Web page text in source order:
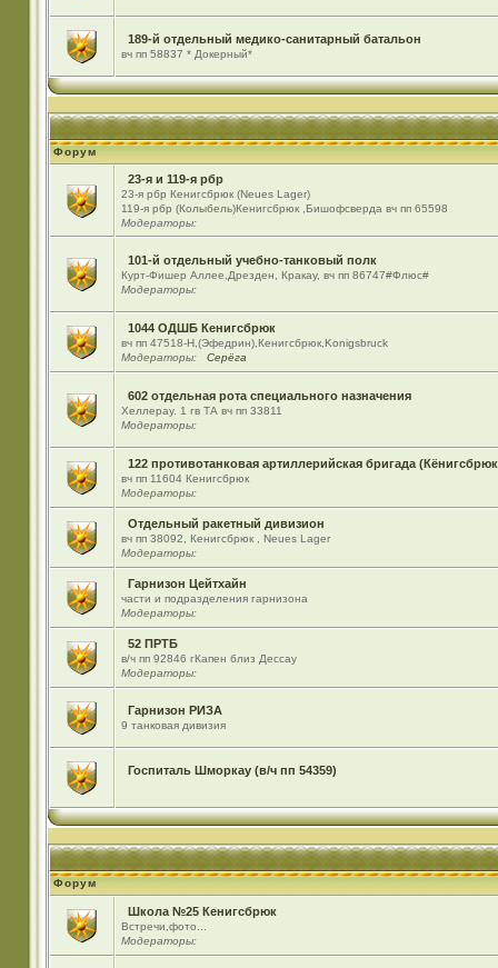
189-й отдельный медико-санитарный батальон
вч пп 58837 * Докерный*
Форум
23-я и 119-я рбр
23-я рбр Кенигсбрюк (Neues Lager)
119-я рбр (Колыбель)Кенигсбрюк ,Бишофсверда вч пп 65598
Модераторы:
101-й отдельный учебно-танковый полк
Курт-Фишер Аллее,Дрезден, Кракау, вч пп 86747#Флюс#
Модераторы:
1044 ОДШБ Кенигсбрюк
вч пп 47518-Н,(Эфедрин),Кенигсбрюк,Konigsbruck
Модераторы:
Серёга
602 отдельная рота специального назначения
Хеллерау. 1 гв ТА вч пп 33811
Модераторы:
122 противотанковая артиллерийская бригада
вч пп 11604 Кенигсбрюк
Модераторы:
Отдельный ракетный дивизион
вч пп 38092, Кенигсбрюк , Neues Lager
Модераторы:
Гарнизон Цейтхайн
части и подразделения гарнизона
Модераторы:
52 ПРТБ
в/ч пп 92846 гКапен близ Дессау
Модераторы:
Гарнизон РИЗА
9 танковая дивизия
Госпиталь Шморкау (в/ч пп 54359)
Форум
Школа №25 Кенигсбрюк
Встречи,фото...
Модераторы: